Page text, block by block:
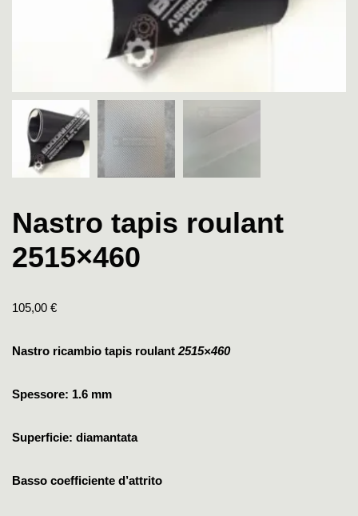
Nastro tapis roulant
2515×460
105,00 €
Nastro ricambio tapis roulant 2515×460
Spessore: 1.6 mm
Superficie: diamantata
Basso coefficiente d’attrito